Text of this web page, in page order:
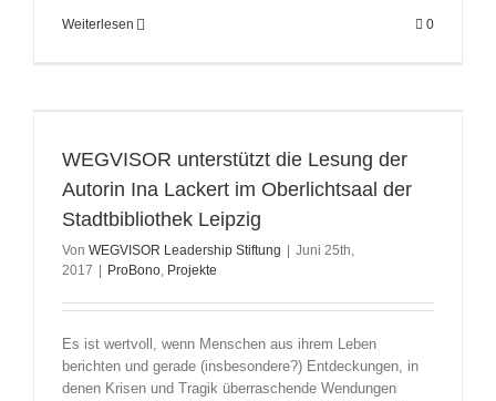
Weiterlesen 0
WEGVISOR unterstützt die Lesung der
Autorin Ina Lackert im Oberlichtsaal der
Stadtbibliothek Leipzig
Von WEGVISOR Leadership Stiftung
Juni 25th,
2017
ProBono, Projekte
Es ist wertvoll, wenn Menschen aus ihrem Leben
berichten und gerade (insbesondere?) Entdeckungen, in
denen Krisen und Tragik überraschende Wendungen